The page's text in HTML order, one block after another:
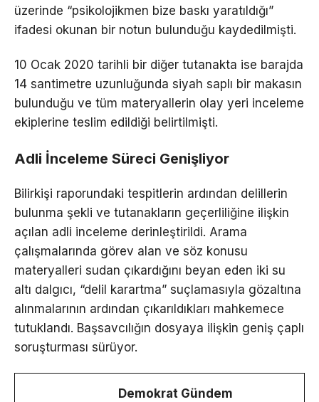
üzerinde “psikolojikmen bize baskı yaratıldığı”
ifadesi okunan bir notun bulunduğu kaydedilmişti.
10 Ocak 2020 tarihli bir diğer tutanakta ise barajda
14 santimetre uzunluğunda siyah saplı bir makasın
bulunduğu ve tüm materyallerin olay yeri inceleme
ekiplerine teslim edildiği belirtilmişti.
Adli İnceleme Süreci Genişliyor
Bilirkişi raporundaki tespitlerin ardından delillerin
bulunma şekli ve tutanakların geçerliliğine ilişkin
açılan adli inceleme derinleştirildi. Arama
çalışmalarında görev alan ve söz konusu
materyalleri sudan çıkardığını beyan eden iki su
altı dalgıcı, “delil karartma” suçlamasıyla gözaltına
alınmalarının ardından çıkarıldıkları mahkemece
tutuklandı. Başsavcılığın dosyaya ilişkin geniş çaplı
soruşturması sürüyor.
Demokrat Gündem